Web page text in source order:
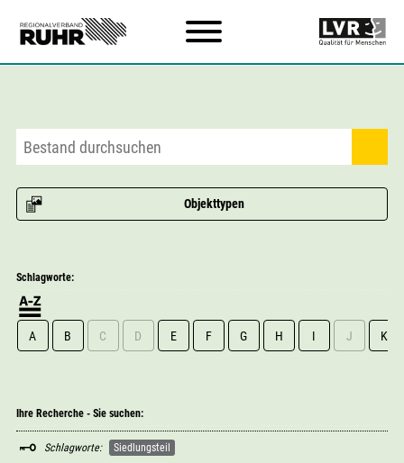
Objekttypen
Schlagworte:
A B C D E F G H I J K
Ihre Recherche - Sie suchen:
Schlagworte: Siedlungsteil